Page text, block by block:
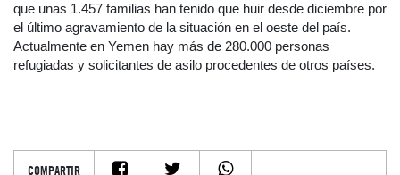
que unas 1.457 familias han tenido que huir desde diciembre por
el último agravamiento de la situación en el oeste del país.
Actualmente en Yemen hay más de 280.000 personas
refugiadas y solicitantes de asilo procedentes de otros países.
COMPARTIR